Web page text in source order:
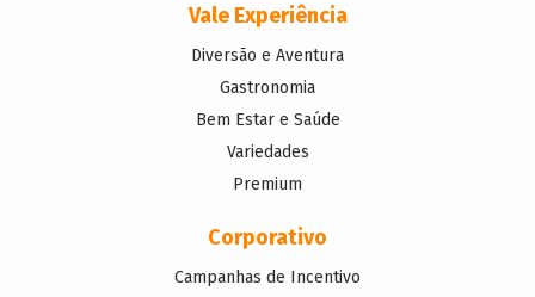
Vale Experiência
Diversão e Aventura
Gastronomia
Bem Estar e Saúde
Variedades
Premium
Corporativo
Campanhas de Incentivo